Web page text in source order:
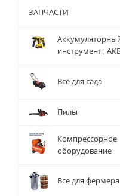
ЗАПЧАСТИ
инструмент ,
Все для сада
Пилы
Компрессорное
оборудование
Все для фермера